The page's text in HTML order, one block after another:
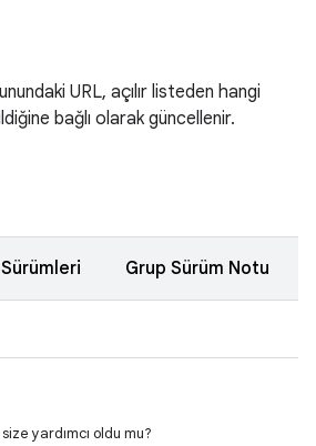
URL, açılır listeden hangi
bağlı olarak güncellenir.
Grup Sürüm Notu
size yardımcı oldu mu?